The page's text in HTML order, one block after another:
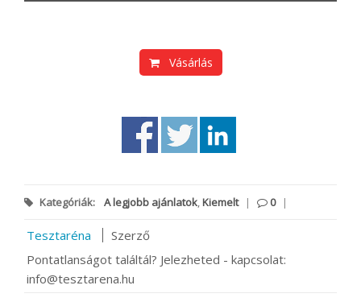
Vásárlás
Kategóriák: A legjobb ajánlatok,Kiemelt | 0 |
Tesztaréna
Szerző
Pontatlanságot találtál? Jelezheted - kapcsolat:
info@tesztarena.hu